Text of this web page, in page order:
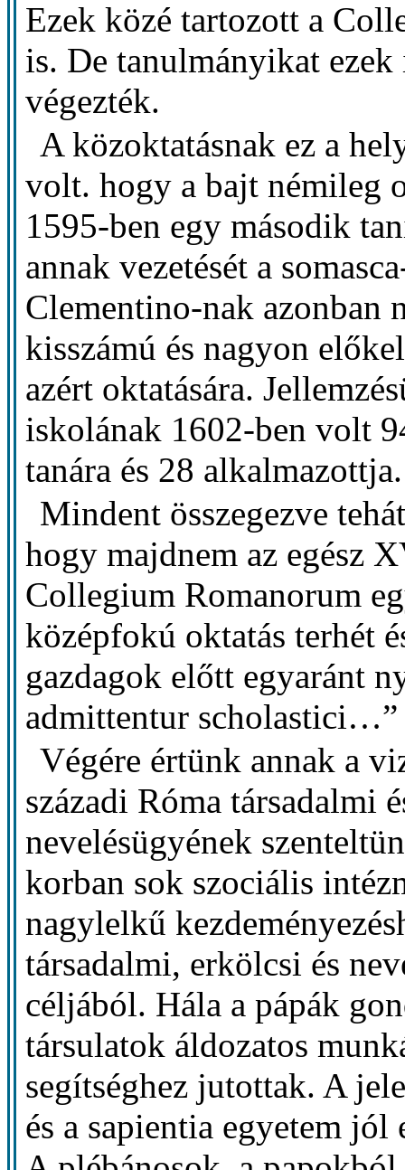
Ezek közé tartozott a
is. De tanulmányikat
végezték.
A közoktatásnak ez a
volt. hogy a bajt némileg
1595-ben egy második
annak vezetését a
Clementino-nak azonban
kisszámú és nagyon
azért oktatására.
iskolának 1602-ben volt
tanára és 28 alkalmazottja.
Mindent összegezve
hogy majdnem az egész
Collegium Romanorum
középfokú oktatás terhét
gazdagok előtt egyaránt
admittentur scholastici…”
Végére értünk annak a
századi Róma társadalmi
nevelésügyének
korban sok szociális
nagylelkű
társadalmi, erkölcsi és
céljából. Hála a pápák
társulatok áldozatos
segítséghez jutottak. A
és a sapientia egyetem